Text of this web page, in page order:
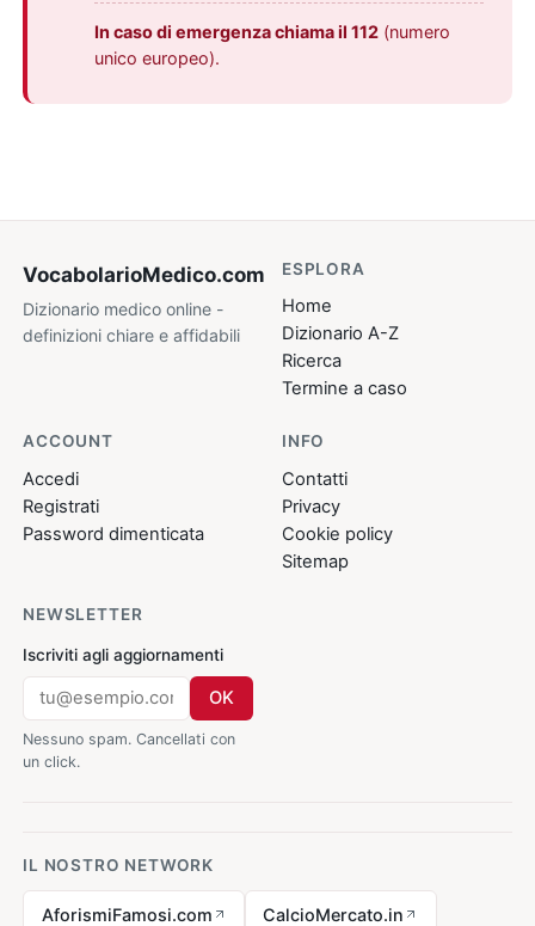
In caso di emergenza chiama il 112 (numero
unico europeo).
VocabolarioMedico.com
Dizionario medico online -
definizioni chiare e affidabili
ESPLORA
Home
Dizionario A-Z
Ricerca
Termine a caso
ACCOUNT
Accedi
Registrati
Password dimenticata
INFO
Contatti
Privacy
Cookie policy
Sitemap
NEWSLETTER
Iscriviti agli aggiornamenti
OK
Nessuno spam. Cancellati con
un click.
IL NOSTRO NETWORK
AforismiFamosi.com CalcioMercato.in